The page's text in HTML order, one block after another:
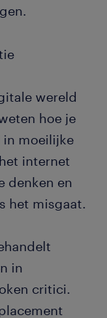
wereld
hoe je
in moeilijke
internet
denken en
het misgaat.
in
critici.